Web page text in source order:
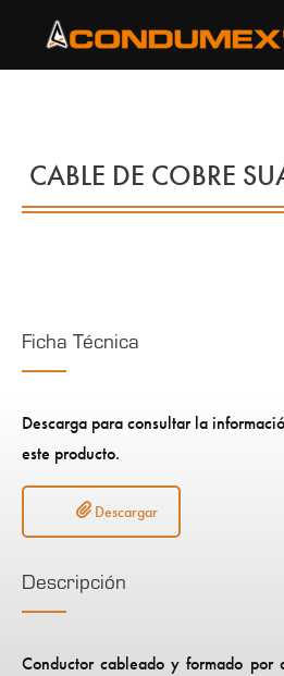
CABLE DE COBRE
Ficha Técnica
Descarga para consultar la
este producto.
Descargar
Descripción
Conductor cableado y formado por